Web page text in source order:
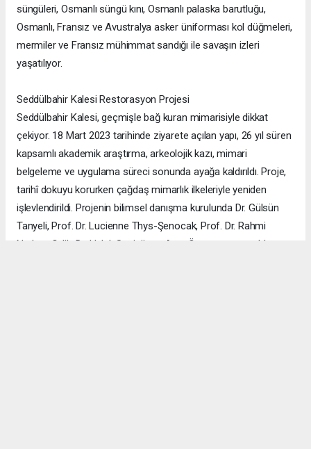
süngüleri, Osmanlı süngü kını, Osmanlı palaska barutluğu,
Osmanlı, Fransız ve Avustralya asker üniforması kol düğmeleri,
mermiler ve Fransız mühimmat sandığı ile savaşın izleri
yaşatılıyor.
Seddülbahir Kalesi Restorasyon Projesi
Seddülbahir Kalesi, geçmişle bağ kuran mimarisiyle dikkat
çekiyor. 18 Mart 2023 tarihinde ziyarete açılan yapı, 26 yıl süren
kapsamlı akademik araştırma, arkeolojik kazı, mimari
belgeleme ve uygulama süreci sonunda ayağa kaldırıldı. Proje,
tarihî dokuyu korurken çağdaş mimarlık ilkeleriyle yeniden
işlevlendirildi. Projenin bilimsel danışma kurulunda Dr. Gülsün
Tanyeli, Prof. Dr. Lucienne Thys-Şenocak, Prof. Dr. Rahmi
Nurhan Çelik, Dr. Haluk Sesigür ve Arzu Özsavaşcı yer aldı.